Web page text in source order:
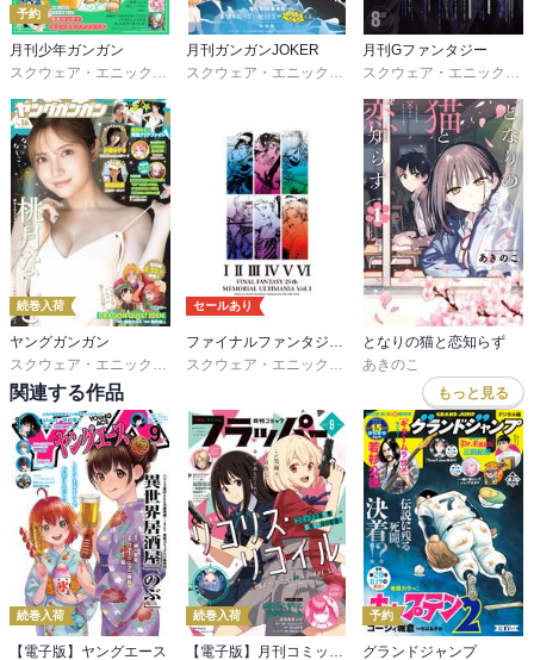
予約
月刊少年ガンガン
スクウェア・エニックス
matoba, つみきどう ,石原宙 菖蒲
月刊ガンガンJOKER
スクウェア・エニックス
川村拓,河本ほむら, 尚村透
月刊Gファンタジー
スクウェア・エニックス
続巻入荷
ヤングガンガン
藤原カムイ,堀井雄二,瀬戸涼子,三部けい
セールあり
スタジオベントスタッフ
となりの猫と恋知らず
あきのこ
関連する作品 もっと見る
続巻入荷
【電子版】ヤングエース
続巻入荷
【電子版】月刊コミックフラッパー
予約
グランドジャンプ